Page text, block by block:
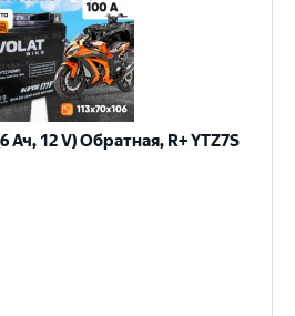
Ач, 12 V) Обратная, R+ YTZ7S